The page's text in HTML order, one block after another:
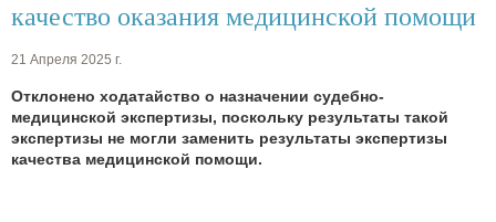
качество оказания медицинской помощи
21 Апреля 2025 г.
Отклонено ходатайство о назначении судебно-
медицинской экспертизы, поскольку результаты такой
экспертизы не могли заменить результаты экспертизы
качества медицинской помощи.